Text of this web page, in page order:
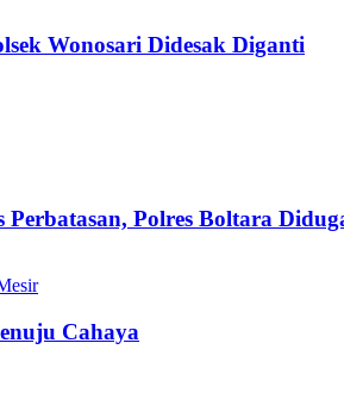
Wonosari Didesak Diganti
Perbatasan, Polres Boltara
Cahaya